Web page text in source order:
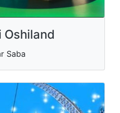
Oshiland
Saba